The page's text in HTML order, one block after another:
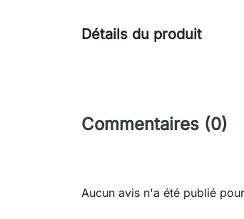
Détails du produit
Commentaires (0)
Aucun avis n'a été publié